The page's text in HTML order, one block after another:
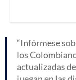
Infórmese
los
actualizadas